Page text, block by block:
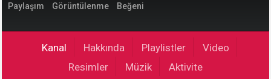
Paylaşım Görüntülenme Beğeni
Kanal Hakkında Playlistler
Video
Resimler
Müzik Aktivite